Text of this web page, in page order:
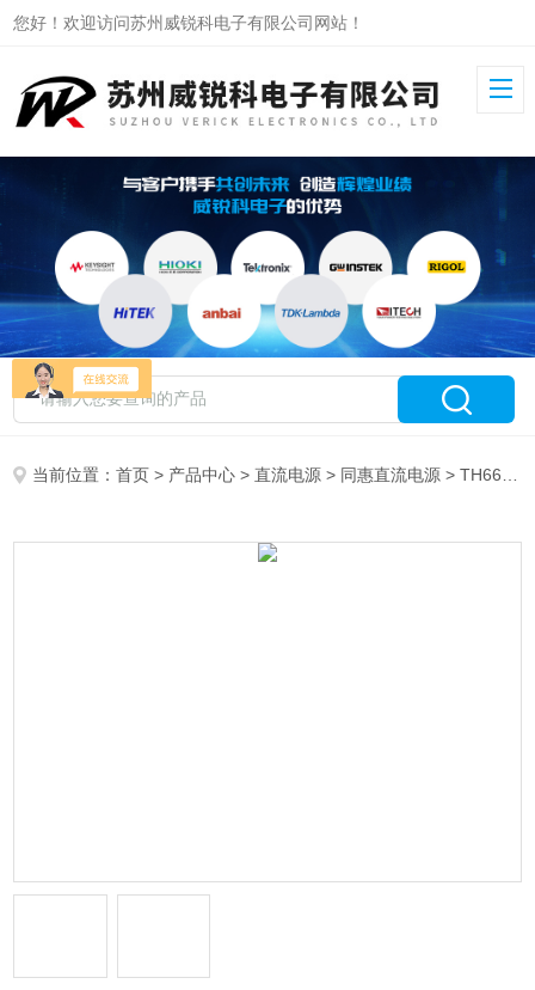
您好！欢迎访问苏州威锐科电子有限公司网站！
当前位置：首页 > 产品中心 >直流电源 > 同惠直流电源 > TH6680L-360-15同惠可编程双向回馈式电源